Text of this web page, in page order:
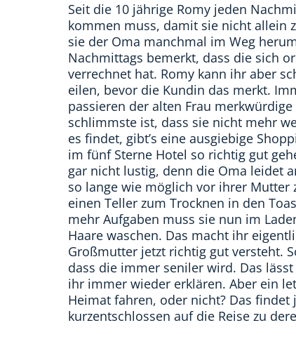
Seit die 10 jährige Romy jeden
kommen muss, damit sie nicht allein
sie der Oma manchmal im Weg
Nachmittags bemerkt, dass die sich
verrechnet hat. Romy kann ihr aber
eilen, bevor die Kundin das merkt.
passieren der alten Frau
schlimmste ist, dass sie nicht mehr
es findet, gibt’s eine ausgiebige
im fünf Sterne Hotel so richtig gut
gar nicht lustig, denn die Oma leidet
so lange wie möglich vor ihrer Mutter
einen Teller zum Trocknen in den
mehr Aufgaben muss sie nun im
Haare waschen. Das macht ihr
Großmutter jetzt richtig gut versteht.
dass die immer seniler wird. Das
ihr immer wieder erklären. Aber ein
Heimat fahren, oder nicht? Das
kurzentschlossen auf die Reise zu